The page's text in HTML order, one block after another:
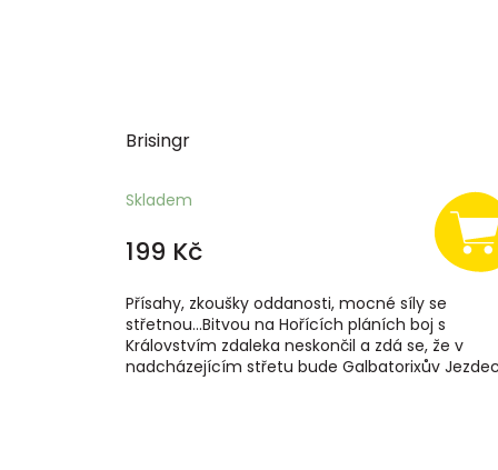
Brisingr
Skladem
199 Kč
Přísahy, zkoušky oddanosti, mocné síly se
střetnou...Bitvou na Hořících pláních boj s
Královstvím zdaleka neskončil a zdá se, že v
nadcházejícím střetu bude Galbatorixův